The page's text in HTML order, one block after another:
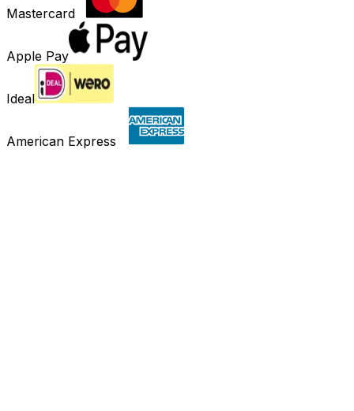
Mastercard
Apple Pay
Ideal
American Express